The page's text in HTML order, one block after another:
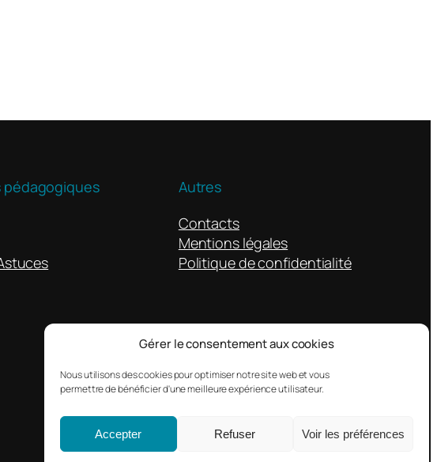
Gérer le consentement aux cookies
Nous utilisons des cookies pour optimiser notre site web et vous
permettre de bénéficier d'une meilleure expérience utilisateur.
Accepter Refuser Voir les préférences
pédagogiques
Autres
Contacts
Mentions légales
Politique de confidentialité